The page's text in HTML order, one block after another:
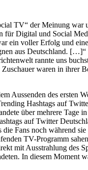
TV“ der Meinung war
für Digital und Social
ein voller Erfolg und eine
aus Deutschland. […]“
rannte uns
waren in ihrer
Aussenden des ersten
Hashtags auf
über mehrere Tage
auf Twitter
die Fans noch während
TV-Programm
mit Ausstrahlung des
In diesem Moment